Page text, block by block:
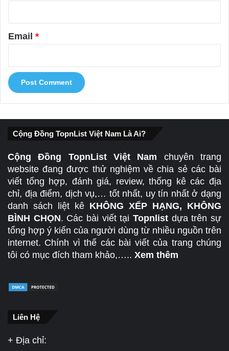
Email *
Cộng Đồng TopnList Việt Nam Là Ai?
Cộng Đồng TopnList Việt Nam chuyên trang
website đang được thử nghiệm về chia sẻ các bài
viết tổng hợp, đánh giá, review, thống kê các địa
chỉ, địa điểm, dịch vụ,… tốt nhất, uy tín nhất ở dạng
danh sách liệt kê KHÔNG XẾP HẠNG, KHÔNG
BÌNH CHỌN. Các bài viết tạiTopnlist dựa trên sự
tổng hợp ý kiến của người dùng từ nhiều nguồn trên
internet. Chính vì thế các bài viết của trang chúng
tôi có mục đích tham khảo,….. Xem thêm
Liên Hệ
+ Địa chỉ: